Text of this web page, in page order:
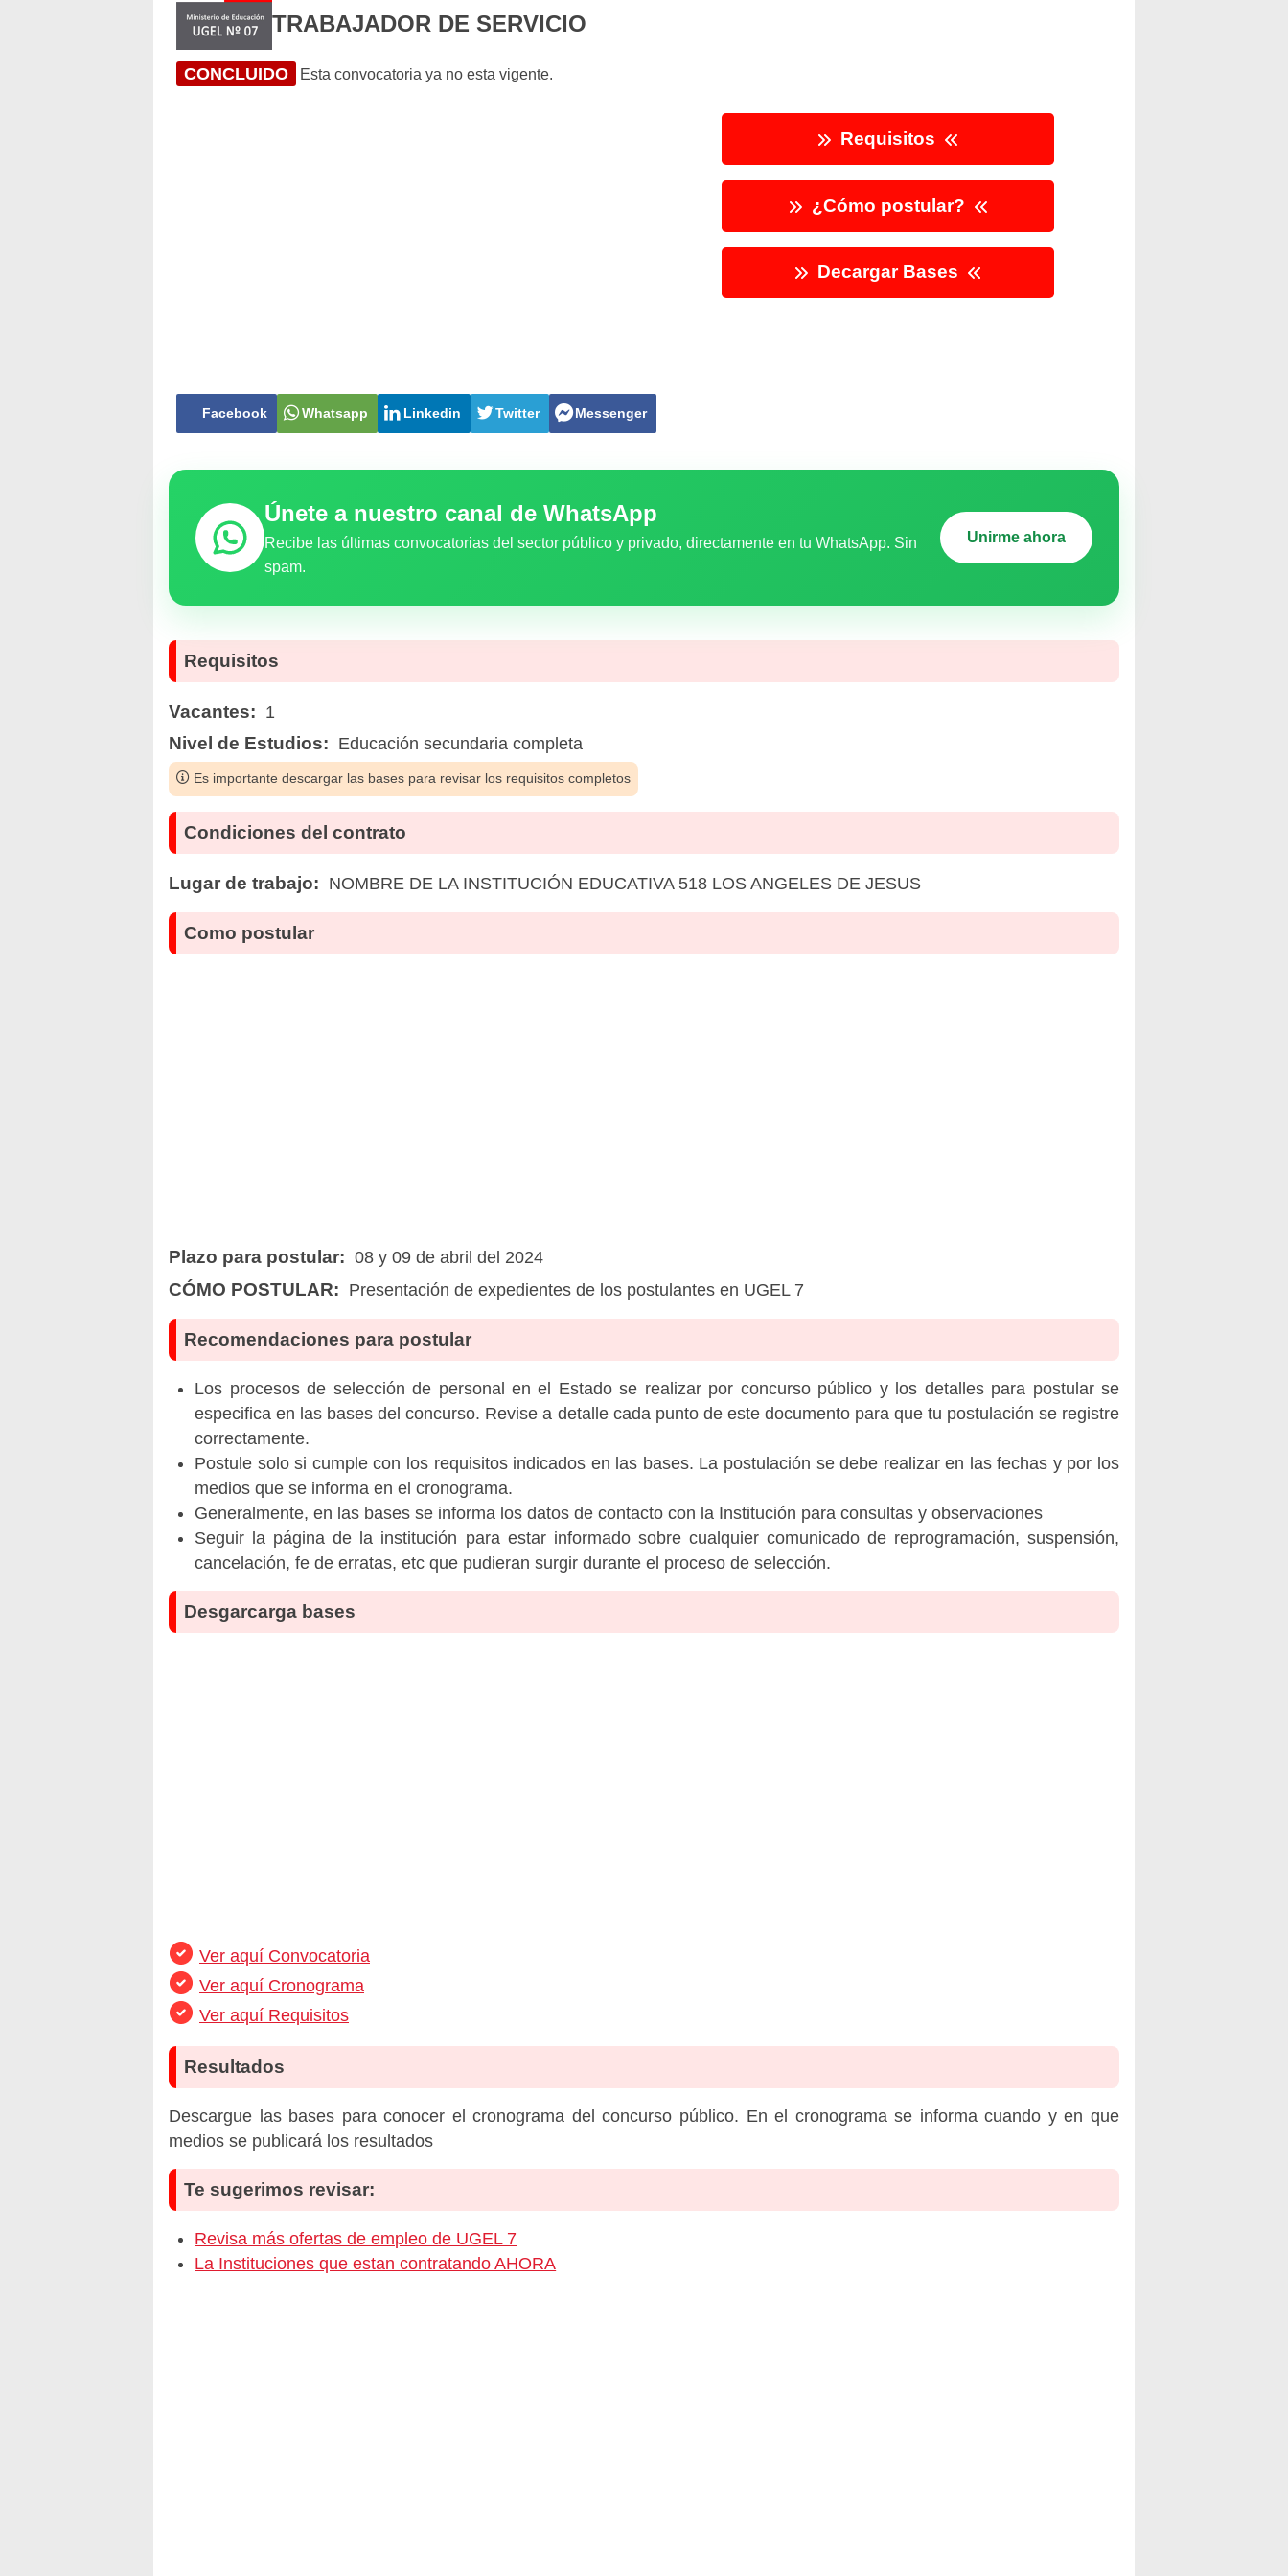
TRABAJADOR DE SERVICIO
CONCLUIDO Esta convocatoria ya no esta vigente.
Facebook Whatsapp Linkedin Twitter Messenger
Requisitos
¿Cómo postular?
Decargar Bases
Únete a nuestro canal de WhatsApp
Recibe las últimas convocatorias del sector público y privado, directamente en tu WhatsApp. Sin
spam.
Unirme ahora
Requisitos
Vacantes: 1
Nivel de Estudios: Educación secundaria completa
Es importante descargar las bases para revisar los requisitos completos
Condiciones del contrato
Lugar de trabajo: NOMBRE DE LA INSTITUCIÓN EDUCATIVA 518 LOS ANGELES DE JESUS
Como postular
Plazo para postular: 08 y 09 de abril del 2024
CÓMO POSTULAR: Presentación de expedientes de los postulantes en UGEL 7
Recomendaciones para postular
Los procesos de selección de personal en el Estado se realizar por concurso público y los detalles para postular se
especifica en las bases del concurso. Revise a detalle cada punto de este documento para que tu postulación se registre
correctamente.
Postule solo si cumple con los requisitos indicados en las bases. La postulación se debe realizar en las fechas y por los
medios que se informa en el cronograma.
Generalmente, en las bases se informa los datos de contacto con la Institución para consultas y observaciones
Seguir la página de la institución para estar informado sobre cualquier comunicado de reprogramación, suspensión,
cancelación, fe de erratas, etc que pudieran surgir durante el proceso de selección.
Desgarcarga bases
Ver aquí Convocatoria
Ver aquí Cronograma
Ver aquí Requisitos
Resultados
Descargue las bases para conocer el cronograma del concurso público. En el cronograma se informa cuando y en que
medios se publicará los resultados
Te sugerimos revisar:
Revisa más ofertas de empleo de UGEL 7
La Instituciones que estan contratando AHORA